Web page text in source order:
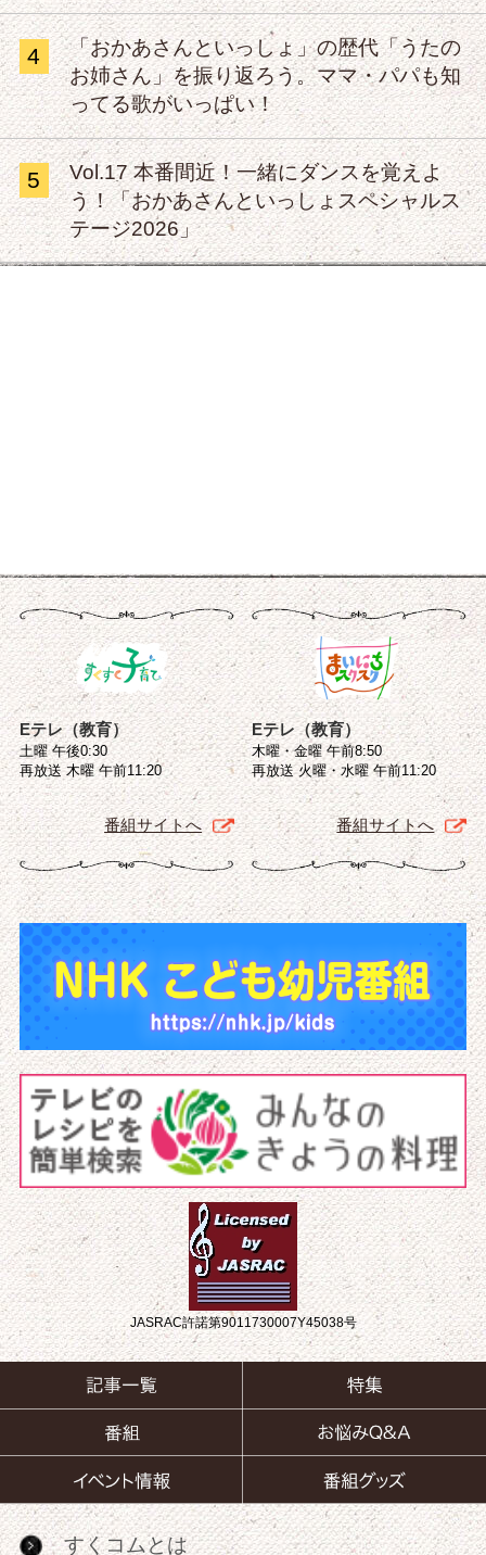
4
「おかあさんといっしょ」の歴代「うたの
お姉さん」を振り返ろう。ママ・パパも知
ってる歌がいっぱい！
5
Vol.17 本番間近！一緒にダンスを覚えよ
う！「おかあさんといっしょスペシャルス
テージ2026」
Eテレ（教育）
土曜 午後0:30
再放送 木曜 午前11:20
番組サイトへ
Eテレ（教育）
木曜・金曜 午前8:50
再放送 火曜・水曜 午前11:20
番組サイトへ
JASRAC許諾第9011730007Y45038号
すくコムとは